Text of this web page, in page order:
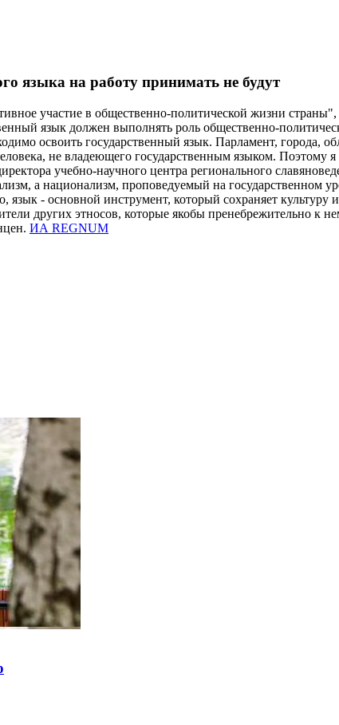
языка на работу принимать не будут
участие в общественно-политической жизни
язык должен выполнять роль общественно-
освоить государственный язык. Парламент, города,
не владеющего государственным языком. Поэтому
учебно-научного центра регионального
а национализм, проповедуемый на государственном
язык - основной инструмент, который сохраняет
других этносов, которые якобы пренебрежительно к
ИА REGNUM